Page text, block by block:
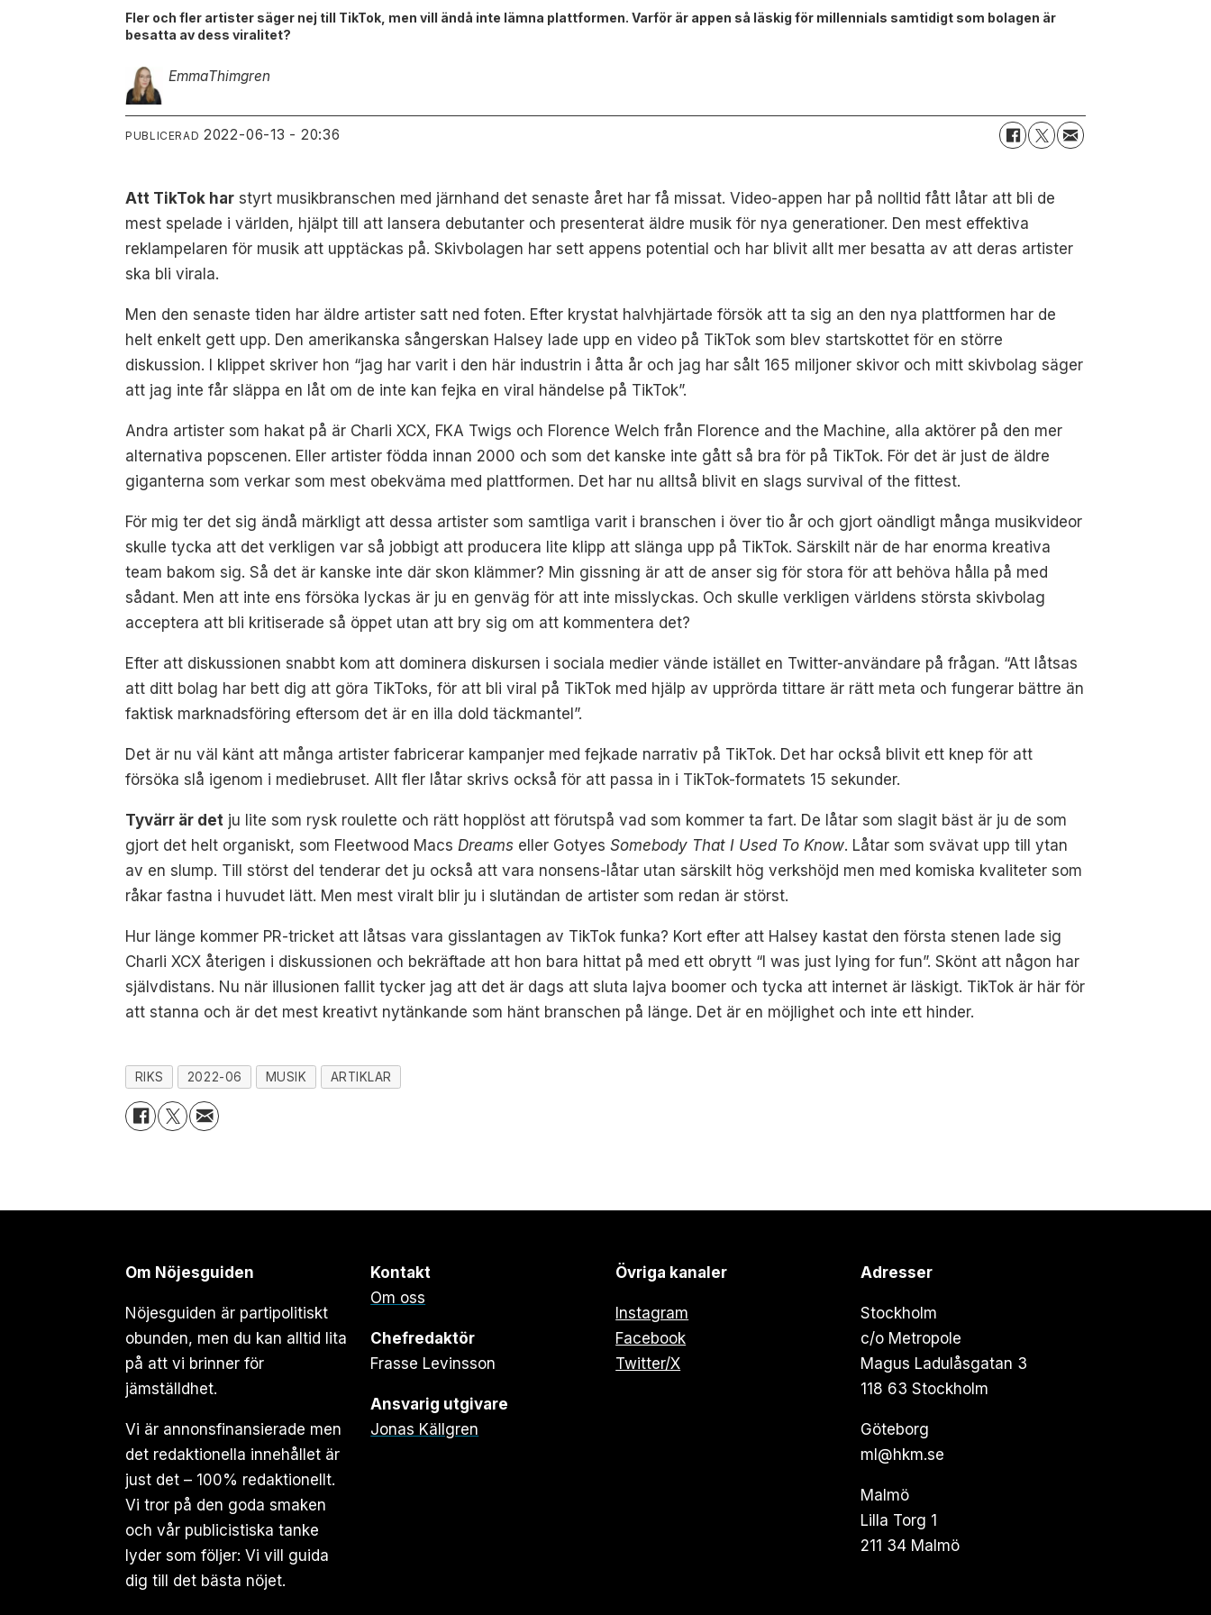
Fler och fler artister säger nej till TikTok, men vill ändå inte lämna plattformen. Varför är appen så läskig för millennials samtidigt som bolagen är
besatta av dess viralitet?
EmmaThimgren
PUBLICERAD 2022-06-13 - 20:36
Att TikTok har styrt musikbranschen med järnhand det senaste året har få missat. Video-appen har på nolltid fått låtar att bli de
mest spelade i världen, hjälpt till att lansera debutanter och presenterat äldre musik för nya generationer. Den mest effektiva
reklampelaren för musik att upptäckas på. Skivbolagen har sett appens potential och har blivit allt mer besatta av att deras artister
ska bli virala.
Men den senaste tiden har äldre artister satt ned foten. Efter krystat halvhjärtade försök att ta sig an den nya plattformen har de
helt enkelt gett upp. Den amerikanska sångerskan Halsey lade upp en video på TikTok som blev startskottet för en större
diskussion. I klippet skriver hon “jag har varit i den här industrin i åtta år och jag har sålt 165 miljoner skivor och mitt skivbolag säger
att jag inte får släppa en låt om de inte kan fejka en viral händelse på TikTok”.
Andra artister som hakat på är Charli XCX, FKA Twigs och Florence Welch från Florence and the Machine, alla aktörer på den mer
alternativa popscenen. Eller artister födda innan 2000 och som det kanske inte gått så bra för på TikTok. För det är just de äldre
giganterna som verkar som mest obekväma med plattformen. Det har nu alltså blivit en slags survival of the fittest.
För mig ter det sig ändå märkligt att dessa artister som samtliga varit i branschen i över tio år och gjort oändligt många musikvideor
skulle tycka att det verkligen var så jobbigt att producera lite klipp att slänga upp på TikTok. Särskilt när de har enorma kreativa
team bakom sig. Så det är kanske inte där skon klämmer? Min gissning är att de anser sig för stora för att behöva hålla på med
sådant. Men att inte ens försöka lyckas är ju en genväg för att inte misslyckas. Och skulle verkligen världens största skivbolag
acceptera att bli kritiserade så öppet utan att bry sig om att kommentera det?
Efter att diskussionen snabbt kom att dominera diskursen i sociala medier vände istället en Twitter-användare på frågan. “Att låtsas
att ditt bolag har bett dig att göra TikToks, för att bli viral på TikTok med hjälp av upprörda tittare är rätt meta och fungerar bättre än
faktisk marknadsföring eftersom det är en illa dold täckmantel”.
Det är nu väl känt att många artister fabricerar kampanjer med fejkade narrativ på TikTok. Det har också blivit ett knep för att
försöka slå igenom i mediebruset. Allt fler låtar skrivs också för att passa in i TikTok-formatets 15 sekunder.
Tyvärr är det ju lite som rysk roulette och rätt hopplöst att förutspå vad som kommer ta fart. De låtar som slagit bäst är ju de som
gjort det helt organiskt, som Fleetwood MacsDreams eller GotyesSomebody That I Used To Know. Låtar som svävat upp till ytan
av en slump. Till störst del tenderar det ju också att vara nonsens-låtar utan särskilt hög verkshöjd men med komiska kvaliteter som
råkar fastna i huvudet lätt. Men mest viralt blir ju i slutändan de artister som redan är störst.
Hur länge kommer PR-tricket att låtsas vara gisslantagen av TikTok funka? Kort efter att Halsey kastat den första stenen lade sig
Charli XCX återigen i diskussionen och bekräftade att hon bara hittat på med ett obrytt “I was just lying for fun”. Skönt att någon har
självdistans. Nu när illusionen fallit tycker jag att det är dags att sluta lajva boomer och tycka att internet är läskigt. TikTok är här för
att stanna och är det mest kreativt nytänkande som hänt branschen på länge. Det är en möjlighet och inte ett hinder.
RIKS 2022-06 MUSIK ARTIKLAR
Om Nöjesguiden
Nöjesguiden är partipolitiskt
obunden, men du kan alltid lita
på att vi brinner för
jämställdhet.
Vi är annonsfinansierade men
det redaktionella innehållet är
just det – 100% redaktionellt.
Vi tror på den goda smaken
och vår publicistiska tanke
lyder som följer: Vi vill guida
dig till det bästa nöjet.
Kontakt
Om oss
Chefredaktör
Frasse Levinsson
Ansvarig utgivare
Jonas Källgren
Övriga kanaler
Instagram
Facebook
Twitter/X
Adresser
Stockholm
c/o Metropole
Magus Ladulåsgatan 3
118 63 Stockholm
Göteborg
ml@hkm.se
Malmö
Lilla Torg 1
211 34 Malmö